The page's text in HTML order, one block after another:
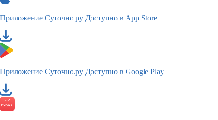
Приложение Суточно.ру Доступно в App Store
Приложение Суточно.ру Доступно в Google Play